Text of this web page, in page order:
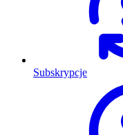
Subskrypcje